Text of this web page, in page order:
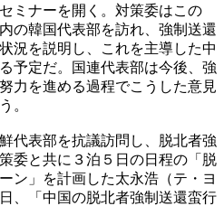
ミナーを開く。対策委はこの
の韓国代表部を訪れ、強制送還
況を説明し、これを主導した中
予定だ。国連代表部は今後、強
力を進める過程でこうした意見
。
代表部を抗議訪問し、脱北者強
委と共に３泊５日の日程の「脱
ン」を計画した太永浩（テ・ヨ
、「中国の脱北者強制送還蛮行